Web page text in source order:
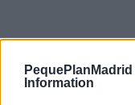
PequePlanMadrid
Information
Aquópolis